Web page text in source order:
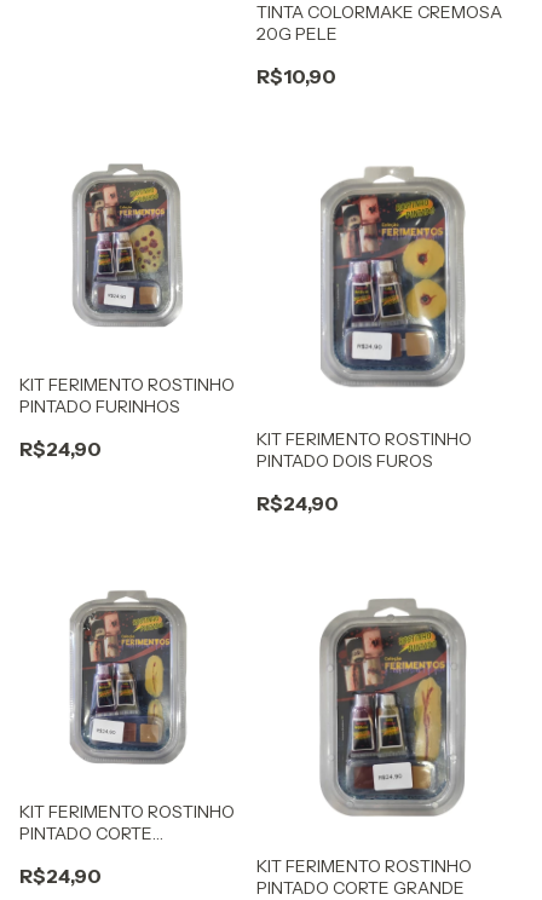
TINTA COLORMAKE CREMOSA
20G PELE
R$10,90
KIT FERIMENTO ROSTINHO
PINTADO FURINHOS
R$24,90
KIT FERIMENTO ROSTINHO
PINTADO DOIS FUROS
R$24,90
KIT FERIMENTO ROSTINHO
PINTADO CORTE
R$24,90
KIT FERIMENTO ROSTINHO
PINTADO CORTE GRANDE